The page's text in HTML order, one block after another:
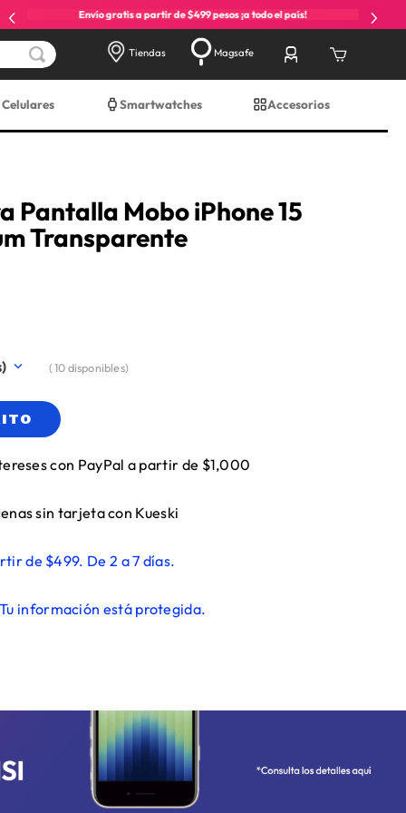
Envío gratis a partir de $499 pesos ¡a todo el país!
Tiendas Magsafe
Celulares Smartwatches Accesorios
Pantalla Mobo iPhone 15
Transparente
(10disponibles)
con PayPal a partir de $1,000
sin tarjeta con Kueski
de $499. De 2 a 7 días.
información está protegida.